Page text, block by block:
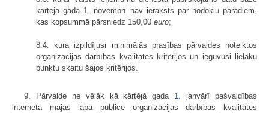
kārtējā gada 1. novembrī nav ieraksts par nodokļu parādiem,
kas kopsummā pārsniedz 150,00 euro;
8.4. kura izpildījusi minimālās prasības pārvaldes noteiktos
organizācijas darbības kvalitātes kritērijos un ieguvusi lielāku
punktu skaitu šajos kritērijos.
9. Pārvalde ne vēlāk kā kārtējā gada 1.janvārī pašvaldības
interneta mājas lapā publicē organizācijas darbības kvalitātes